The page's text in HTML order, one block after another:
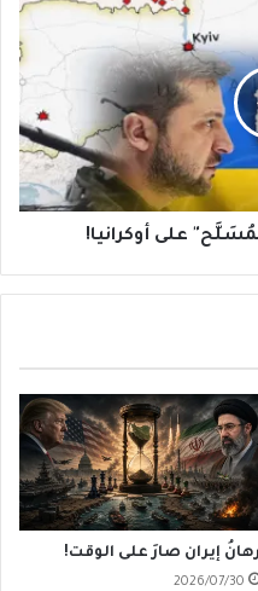
على أوكرانيا!
رهانُ إيران صارَ على الوقت!
2026/07/30